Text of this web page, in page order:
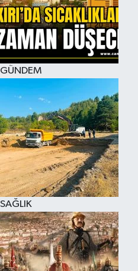
GÜNDEM
SAĞLIK
KÜLTÜR SANAT
MAGAZİN
SAĞLIK
SİYASET
SPOR
TEKNOLOJİ
YAŞAM